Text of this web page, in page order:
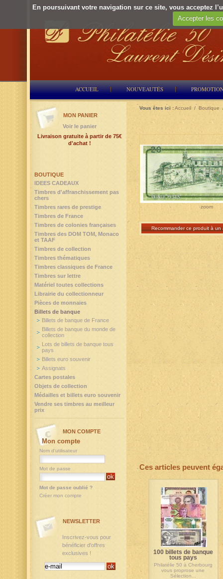
En poursuivant votre navigation sur ce site, vous acceptez
Accepter les
ACCUEIL NOUVEAUTÉS
Vous êtes ici :Accueil / Boutique
zoom
Recommander ce produit à un
Ces articles peuvent
100 billets de banque
tous pays
Philatélie 50 à Cherbourg
vous proprose une
Sélection...
BOUTIQUE
IDEES CADEAUX
Timbres d'affranchissement pas
chers
Timbres rares de prestige
Timbres de France
Timbres de colonies françaises
Timbres des DOM TOM, Monaco
et TAAF
Timbres de collection
Timbres thématiques
Timbres classiques de France
Timbres sur lettre
Matériel toutes collections
Librairie du collectionneur
Pièces de monnaies
Billets de banque
Billets de banque de France
Billets de banque du monde de
collection
Lots de billets de banque tous
pays
Billets euro souvenir
Assignats
Cartes postales
Objets de collection
Médailles et billets euro souvenir
Vendre ses timbres au meilleur
prix
MON PANIER
Voir le panier
Livraison gratuite à partir de 75€
d'achat !
MON COMPTE
Mon compte
Nom d'utilisateur
Mot de passe
Mot de passe oublié ?
Créer mon compte
NEWSLETTER
Inscrivez-vous pour
bénéficier d'offres
exclusives !